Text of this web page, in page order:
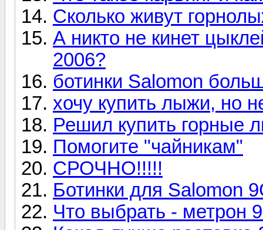
Сколько живут
А никто не кинет
2006?
ботинки Salomon
хочу купить лыжи, но
Решил купить горные
Помогите "чайникам"
СРОЧНО!!!!!
Ботинки для Salomon
Что выбрать - метрон